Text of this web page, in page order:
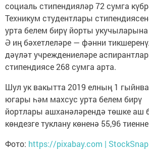
социаль стипендияләр 72 сумга
Техникум студентлары
урта белем бирү йорты
Ә иң бәхетлеләре — фәнни
дәүләт учреждениеләре
стипендиясе 268 сумга арта.
Шул ук вакытта 2019 елның 1
югары һәм махсус урта белем бирү
йортлары ашханәләрендә төшке аш
көндезге туклану көненә 55,96
Фото: https://pixabay.com | StockSnap